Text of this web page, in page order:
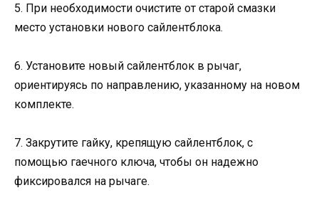
5. При необходимости очистите от старой смазки
место установки нового сайлентблока.
6. Установите новый сайлентблок в рычаг,
ориентируясь по направлению, указанному на новом
комплекте.
7. Закрутите гайку, крепящую сайлентблок, с
помощью гаечного ключа, чтобы он надежно
фиксировался на рычаге.